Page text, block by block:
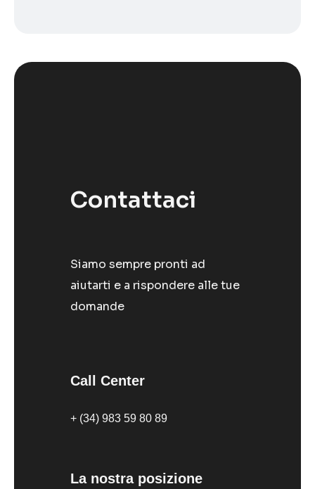
Contattaci
Siamo sempre pronti ad
aiutarti e a rispondere alle tue
domande
Call Center
+ (34) 983 59 80 89
La nostra posizione